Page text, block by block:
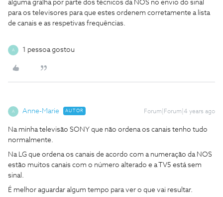
alguma gralha por parte dos técnicos da NOS no envio do sinal
para os televisores para que estes ordenem corretamente a lista
de canais e as respetivas frequências.
A 1 pessoa gostou
A Anne-Marie AUTOR Forum|Forum|4 years ago
Na minha televisão SONY que não ordena os canais tenho tudo
normalmente.
Na LG que ordena os canais de acordo com a numeração da NOS
estão muitos canais com o número alterado e a TV5 está sem
sinal.
É melhor aguardar algum tempo para ver o que vai resultar.